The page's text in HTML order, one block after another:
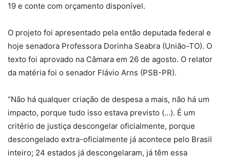
19 e conte com orçamento disponível.
O projeto foi apresentado pela então deputada federal e
hoje senadora Professora Dorinha Seabra (União-TO). O
texto foi aprovado na Câmara em 26 de agosto. O relator
da matéria foi o senador Flávio Arns (PSB-PR).
“Não há qualquer criação de despesa a mais, não há um
impacto, porque tudo isso estava previsto (…). É um
critério de justiça descongelar oficialmente, porque
descongelado extra-oficialmente já acontece pelo Brasil
inteiro; 24 estados já descongelaram, já têm essa